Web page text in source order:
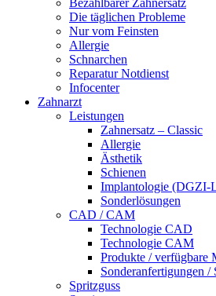
Bezahlbarer Zahnersatz
Die täglichen Probleme
Nur vom Feinsten
Allergie
Schnarchen
Reparatur Notdienst
Infocenter
Zahnarzt
Leistungen
Zahnersatz – Classic
Allergie
Ästhetik
Schienen
Implantologie (DGZI-
Sonderlösungen
CAD / CAM
Technologie CAD
Technologie CAM
Produkte / verfügbare
Sonderanfertigungen /
Spritzguss